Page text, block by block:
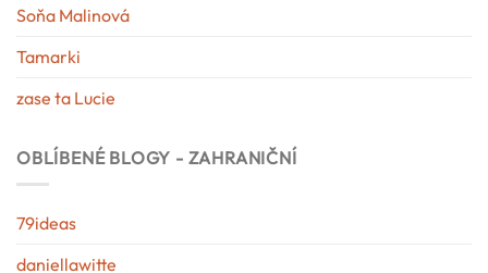
Soňa Malinová
Tamarki
zase ta Lucie
OBLÍBENÉ BLOGY - ZAHRANIČNÍ
79ideas
daniellawitte